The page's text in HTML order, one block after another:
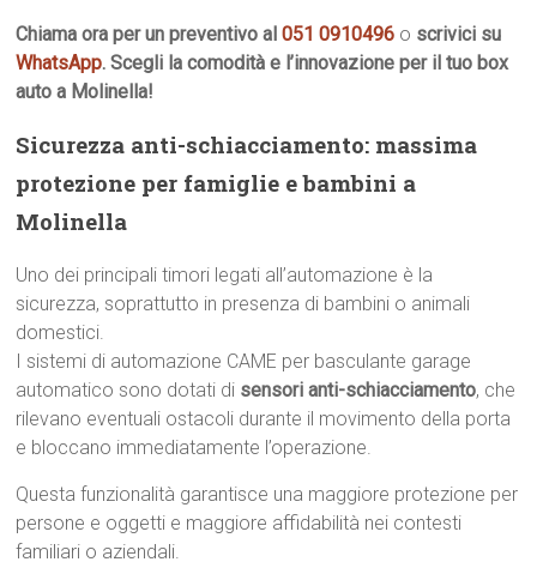
Chiama ora per un preventivo al051 0910496 o scrivici su
WhatsApp. Scegli la comodità e l’innovazione per il tuo box
auto a Molinella!
Sicurezza anti-schiacciamento: massima
protezione per famiglie e bambini a
Molinella
Uno dei principali timori legati all’automazione è la
sicurezza, soprattutto in presenza di bambini o animali
domestici.
I sistemi di automazione CAME per basculante garage
automatico sono dotati di sensori anti-schiacciamento, che
rilevano eventuali ostacoli durante il movimento della porta
e bloccano immediatamente l’operazione.
Questa funzionalità garantisce una maggiore protezione per
persone e oggetti e maggiore affidabilità nei contesti
familiari o aziendali.